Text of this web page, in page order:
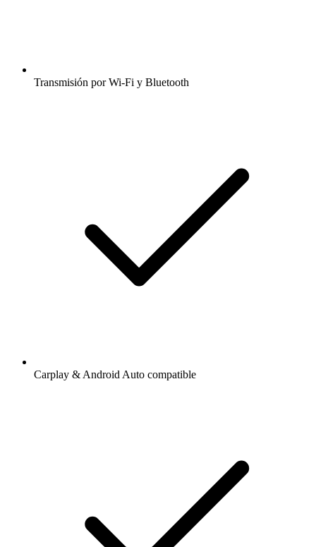
Transmisión por Wi-Fi y Bluetooth
Carplay & Android Auto compatible